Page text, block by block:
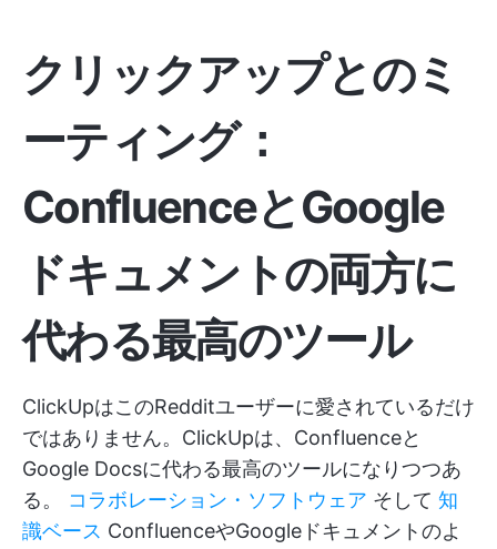
クリックアップとのミ
ーティング：
ConfluenceとGoogle
ドキュメントの両方に
代わる最高のツール
ClickUpはこのRedditユーザーに愛されているだけ
ではありません。ClickUpは、Confluenceと
Google Docsに代わる最高のツールになりつつあ
る。 コラボレーション・ソフトウェア そして 知
識ベース ConfluenceやGoogleドキュメントのよ